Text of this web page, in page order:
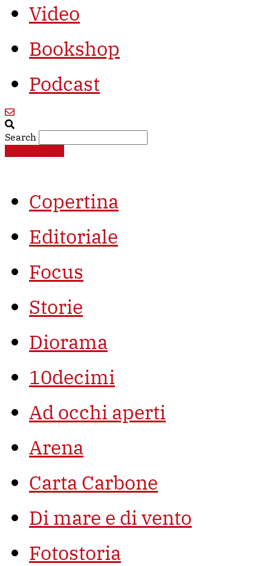
Video
Bookshop
Podcast
Search
Copertina
Editoriale
Focus
Storie
Diorama
10decimi
Ad occhi aperti
Arena
Carta Carbone
Di mare e di vento
Fotostoria